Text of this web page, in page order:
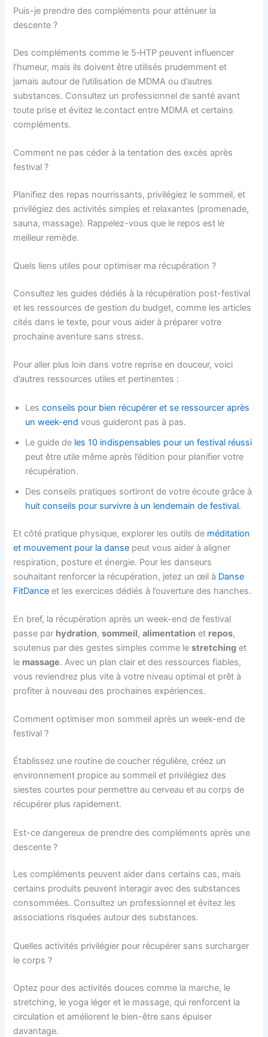
Puis-je prendre des compléments pour atténuer la
descente ?
Des compléments comme le 5‑HTP peuvent influencer
l’humeur, mais ils doivent être utilisés prudemment et
jamais autour de l’utilisation de MDMA ou d’autres
substances. Consultez un professionnel de santé avant
toute prise et évitez le.contact entre MDMA et certains
compléments.
Comment ne pas céder à la tentation des excès après
festival ?
Planifiez des repas nourrissants, privilégiez le sommeil, et
privilégiez des activités simples et relaxantes (promenade,
sauna, massage). Rappelez-vous que le repos est le
meilleur remède.
Quels liens utiles pour optimiser ma récupération ?
Consultez les guides dédiés à la récupération post-festival
et les ressources de gestion du budget, comme les articles
cités dans le texte, pour vous aider à préparer votre
prochaine aventure sans stress.
Pour aller plus loin dans votre reprise en douceur, voici
d’autres ressources utiles et pertinentes :
Lesconseils pour bien récupérer et se ressourcer après
un week-end vous guideront pas à pas.
Le guide de les 10 indispensables pour un festival réussi
peut être utile même après l’édition pour planifier votre
récupération.
Des conseils pratiques sortiront de votre écoute grâce à
huit conseils pour survivre à un lendemain de festival.
Et côté pratique physique, explorer les outils de méditation
et mouvement pour la danse peut vous aider à aligner
respiration, posture et énergie. Pour les danseurs
souhaitant renforcer la récupération, jetez un œil à Danse
FitDance et les exercices dédiés à l’ouverture des hanches.
En bref, la récupération après un week-end de festival
passe par hydration,sommeil,alimentation et repos,
soutenus par des gestes simples comme lestretching et
le massage. Avec un plan clair et des ressources fiables,
vous reviendrez plus vite à votre niveau optimal et prêt à
profiter à nouveau des prochaines expériences.
Comment optimiser mon sommeil après un week-end de
festival ?
Établissez une routine de coucher régulière, créez un
environnement propice au sommeil et privilégiez des
siestes courtes pour permettre au cerveau et au corps de
récupérer plus rapidement.
Est-ce dangereux de prendre des compléments après une
descente ?
Les compléments peuvent aider dans certains cas, mais
certains produits peuvent interagir avec des substances
consommées. Consultez un professionnel et évitez les
associations risquées autour des substances.
Quelles activités privilégier pour récupérer sans surcharger
le corps ?
Optez pour des activités douces comme la marche, le
stretching, le yoga léger et le massage, qui renforcent la
circulation et améliorent le bien-être sans épuiser
davantage.